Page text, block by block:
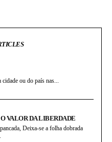
cidade ou do país nas...
VALOR DA LIBERDADE
Deixa-se a folha dobrada